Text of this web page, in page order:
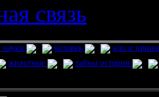
связь
науки человек
нло и
животные
тайны истории